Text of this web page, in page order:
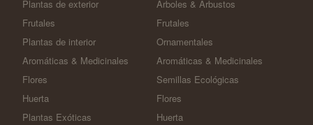
Plantas de exterior
Frutales
Plantas de interior
Aromáticas & Medicinales
Flores
Huerta
Plantas Exóticas
Árboles & Arbustos
Frutales
Ornamentales
Aromáticas & Medicinales
Semillas Ecológicas
Flores
Huerta